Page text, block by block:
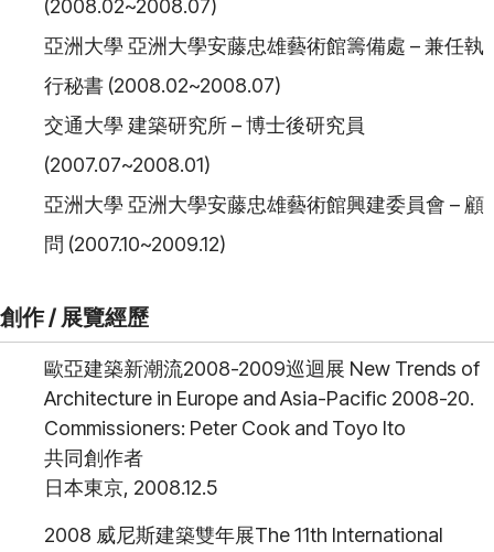
(2008.02~2008.07)
亞洲大學 亞洲大學安藤忠雄藝術館籌備處 – 兼任執
行秘書 (2008.02~2008.07)
交通大學 建築研究所 – 博士後研究員
(2007.07~2008.01)
亞洲大學 亞洲大學安藤忠雄藝術館興建委員會 – 顧
問 (2007.10~2009.12)
創作 / 展覽經歷
歐亞建築新潮流2008-2009巡迴展 New Trends of
Architecture in Europe and Asia-Pacific 2008-20.
Commissioners: Peter Cook and Toyo Ito
共同創作者
日本東京, 2008.12.5
2008 威尼斯建築雙年展The 11th International